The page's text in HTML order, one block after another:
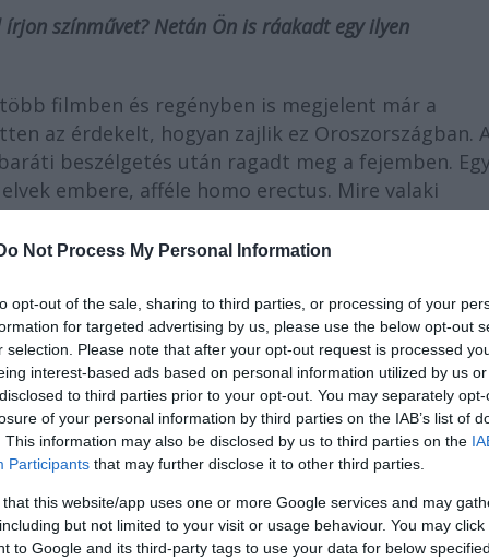
Not Process My Personal Information
opt-out of the sale, sharing to third parties, or processing of your
for targeted advertising by us, please use the below opt-out
selection. Please note that after your opt-out request is processed
interest-based ads based on personal information utilized by us
to third parties prior to your opt-out. You may separately
of your personal information by third parties on the IAB’s list of
This information may also be disclosed by us to third parties on the
Participants that may further disclose it to other third parties.
that this website/app uses one or more Google services and may
but not limited to your visit or usage behaviour. You may
to Google and its third-party tags to use your data for below
színművet? Netán Ön is ráakadt egy ilyen
filmben és regényben is megjelent már a
az érdekelt, hogyan zajlik ez Oroszországban.
beszélgetés után ragadt meg a fejemben.
embere, afféle homo erectus. Mire valaki
is vannak!"
lehetünk tanúi.
amelyet teltházzal játszanak a színházak,
Megkérdezte az embereket: "Akarjátok
magát, hogy bosszút állhasson apja gyilkosán,
özvegy királyné ágyába? Ha igen, gyertek el a
feltette az igazi kérdést: Lenni vagy nem
szeretnétek, mi történt azzal a három
moszkvai luxus lakásban? Gyertek el a színházba,
végre elkezdhetünk beszélni arról, hogy
feladásának.